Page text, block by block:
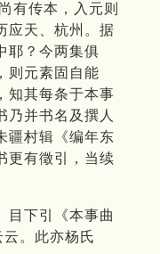
有传本，入元则
应天、杭州。据
耶？今两集俱
则元素固自能
知其每条于本事
乃并书名及撰人
疆村辑《编年东
更有徵引，当续
目下引《本事曲
。此亦杨氏